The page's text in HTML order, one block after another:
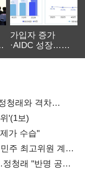
가입자 증가
·AIDC 성장…
청래와 격차
'(1보)
가 수습"
주 최고위원 계파
청래 "반명 공세